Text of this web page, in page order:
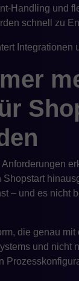
Handling und
schnell zu
– und es
die genau
und